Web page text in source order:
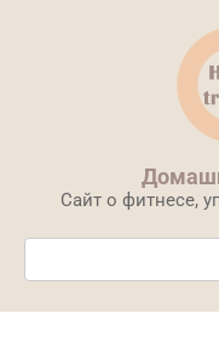
Сайт о фитнесе,
Поиск: